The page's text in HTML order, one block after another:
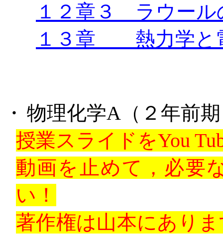
１２章３ ラウール
１３章 熱力学と
・ 物理化学A （２年前
授業スライドをYou
動画を止めて，必要
い！
著作権は山本にあり